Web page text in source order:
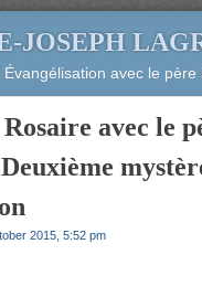
JOSEPH
Évangélisation avec le père
avec le
2015, 5:52 pm